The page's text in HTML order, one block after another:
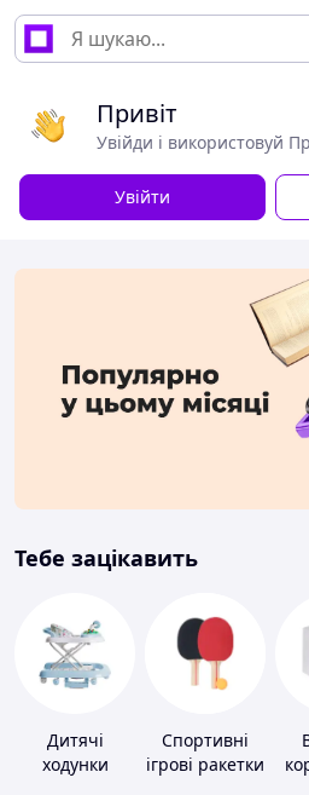
Привіт
Увійди і використовуй
Увійти
Тебе зацікавить
Дитячі
ходунки
Спортивні
ігрові ракетки